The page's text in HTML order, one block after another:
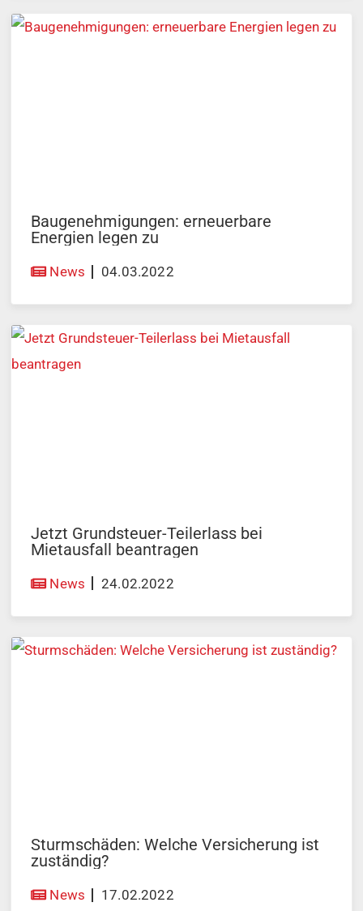
Baugenehmigungen: erneuerbare
Energien legen zu
News 04.03.2022
Jetzt Grundsteuer-Teilerlass bei
Mietausfall beantragen
News 24.02.2022
Sturmschäden: Welche Versicherung ist
zuständig?
News 17.02.2022